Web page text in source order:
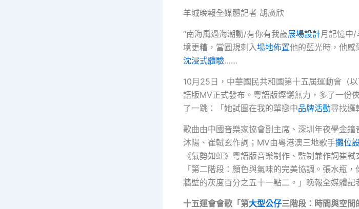
羊城晚報全媒體記者 胡廣欣
“南海風過海潮動/有你有我歲展場設計月記憶中
境更糟，當圓規刺入場地佈置他的藍光時，他感
沈浸式體驗……
10月25日，中華國民共和國第十五屆運動會（
語版MV正式發布。粵語版鏗鏘無力，多了一份
了一跳：「她試圖在我的單戀中品牌活動尋找邏
歌曲由中國音樂家協會副主席、深圳年夜學金
沐陽、崔軾玄作詞；MV由粵港澳三地歌手攤位
《氣勢如虹》粵語版音樂制作、監制兼作詞崔
「第二階段：顏色與氣味的完美協調。張水瓶
牆壁的灰度百分之五十一點二。」晚報全媒體記
十五運會會歌「第大型公仔三階段：時間與空